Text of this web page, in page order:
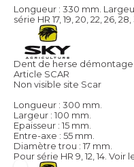
Longueur : 330 mm.
série HR 17, 19, 20, 22, 26,
Dent de herse
Article SCAR
Non visible site Scar
Longueur : 300 mm.
Largeur : 100 mm.
Epaisseur : 15 mm.
Entre-axe : 55 mm.
Diamètre trou : 17 mm.
Pour série HR 9, 12, 14. Voir